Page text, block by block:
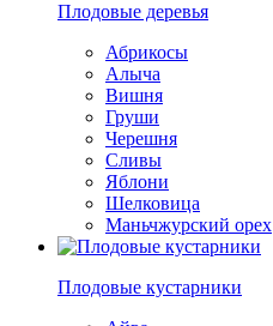
Плодовые деревья
Абрикосы
Алыча
Вишня
Груши
Черешня
Сливы
Яблони
Шелковица
Маньчжурский орех
Плодовые кустарники